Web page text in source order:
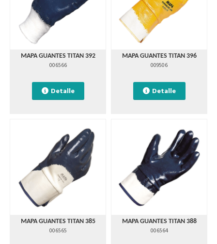
MAPA GUANTES TITAN 392
006566
Detalle
MAPA GUANTES TITAN 396
009506
Detalle
MAPA GUANTES TITAN 385
006565
MAPA GUANTES TITAN 388
006564